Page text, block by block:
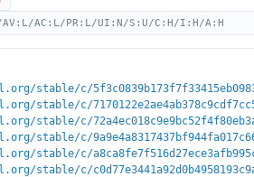
AV:L/AC:L/PR:L/UI:N/S:U/C:H/I:H/A:H
stable/c/
stable/c/
stable/c/
stable/c/
stable/c/
stable/c/